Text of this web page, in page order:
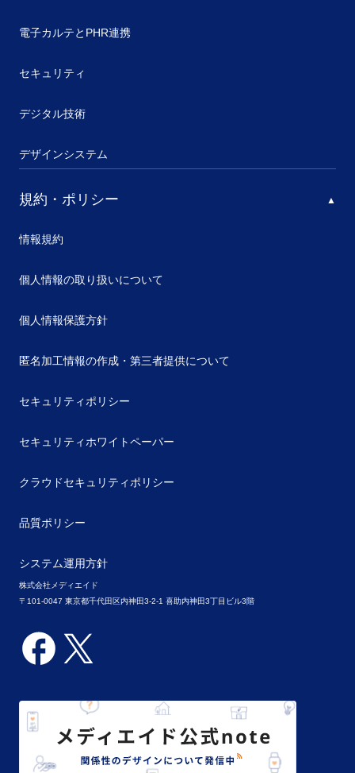
株式会社メディエイド
〒101-0047 東京都千代田区内神田3-2-1 喜助内神田3丁目ビル3階
電子カルテとPHR連携
セキュリティ
デジタル技術
デザインシステム
規約・ポリシー
情報規約
個人情報の取り扱いについて
個人情報保護方針
匿名加工情報の作成・第三者提供について
セキュリティポリシー
セキュリティホワイトペーパー
クラウドセキュリティポリシー
品質ポリシー
システム運用方針